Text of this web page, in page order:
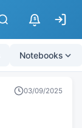
$
Notebooks
03/09/2025